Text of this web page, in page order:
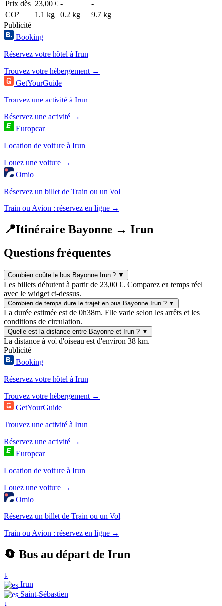
Prix dès 23,00 € -
-
CO²
1.1 kg 0.2 kg
9.7 kg
Publicité
Booking
Réservez votre hôtel à Irun
Trouvez votre hébergement →
GetYourGuide
Trouvez une activité à Irun
Réservez une activité →
Europcar
Location de voiture à Irun
Louez une voiture →
Omio
Réservez un billet de Train ou un Vol
Train ou Avion : réservez en ligne →
📍Itinéraire Bayonne → Irun
Questions fréquentes
Combien coûte le bus Bayonne Irun ? ▼
Les billets débutent à partir de 23,00 €. Comparez en temps réel
avec le widget ci-dessus.
Combien de temps dure le trajet en bus Bayonne Irun ? ▼
La durée estimée est de 0h38m. Elle varie selon les arrêts et les
conditions de circulation.
Quelle est la distance entre Bayonne et Irun ? ▼
La distance à vol d'oiseau est d'environ 38 km.
Publicité
Booking
Réservez votre hôtel à Irun
Trouvez votre hébergement →
GetYourGuide
Trouvez une activité à Irun
Réservez une activité →
Europcar
Location de voiture à Irun
Louez une voiture →
Omio
Réservez un billet de Train ou un Vol
Train ou Avion : réservez en ligne →
🔄 Bus au départ de Irun
↓
Irun
Saint-Sébastien
↓